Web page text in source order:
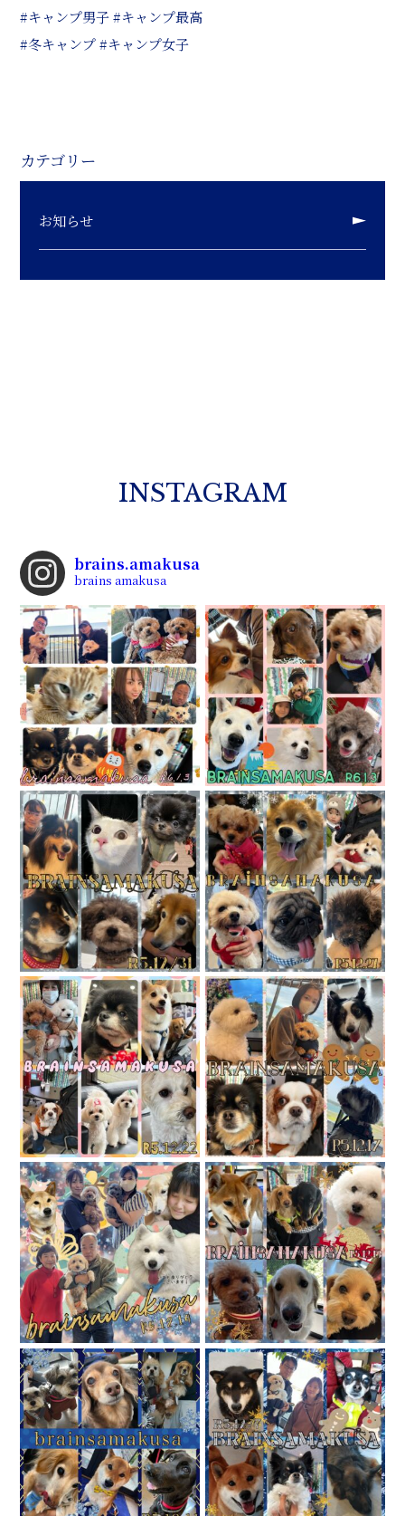
カテゴリー
お知らせ
#キャンプ男子 #キャンプ最高
#冬キャンプ #キャンプ女子
INSTAGRAM
brains.amakusa
brains amakusa